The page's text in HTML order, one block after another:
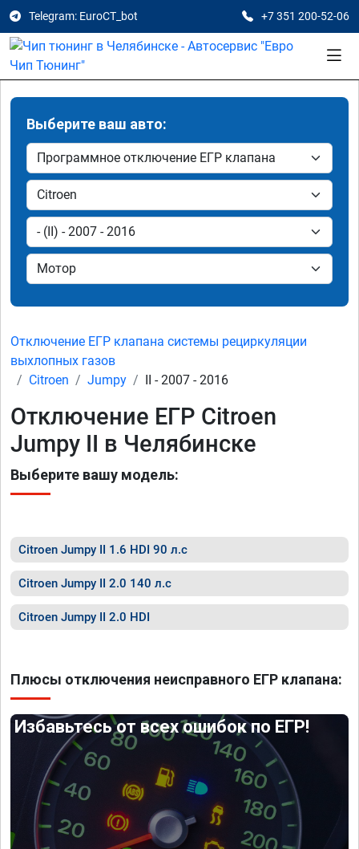
Telegram: EuroCT_bot +7 351 200-52-06
Выберите ваш авто:
Отключение ЕГР клапана системы рециркуляции
выхлопных газов
Citroen
Jumpy II - 2007 - 2016
Отключение ЕГР Citroen
Jumpy II в Челябинске
Выберите вашу модель:
Citroen Jumpy II 1.6 HDI 90 л.с
Citroen Jumpy II 2.0 140 л.с
Citroen Jumpy II 2.0 HDI
Плюсы отключения неисправного ЕГР клапана:
Избавьтесь от всех ошибок по ЕГР!